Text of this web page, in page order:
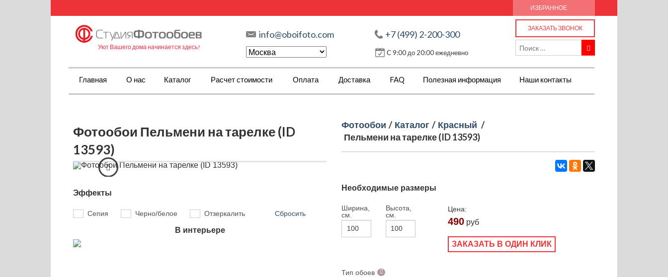
ИЗБРАННОЕ
Уют Вашего дома начинается здесь!
info@oboifoto.com +7 (499) 2-200-300
С 9:00 до 20:00 ежедневно
ЗАКАЗАТЬ ЗВОНОК
Главная О нас Каталог Расчет стоимости Оплата Доставка FAQ Полезная информация Наши контакты
Фотообои Пельмени на тарелке (ID
13593)
Эффекты
Сепия Черно/белое Отзеркалить Сбросить
В интерьере
Фотообои / Каталог / Красный /
Пельмени на тарелке (ID 13593)
Необходимые размеры
Ширина,
см.
Высота,
см.
Цена:
490 руб
ЗАКАЗАТЬ В ОДИН КЛИК
Тип обоев